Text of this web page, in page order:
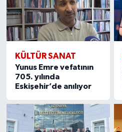
KÜLTÜR SANAT
Yunus Emre vefatının
705. yılında
Eskişehir’de anılıyor